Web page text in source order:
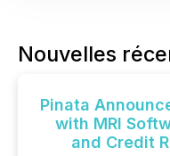
Nouvelles
Pinata
with MRI
and Credit